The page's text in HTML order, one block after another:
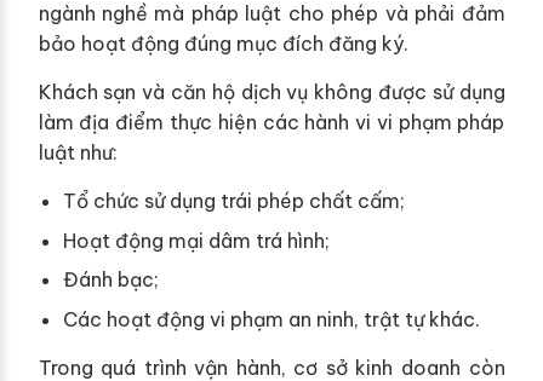
ngành nghề mà pháp luật cho phép và phải đảm
bảo hoạt động đúng mục đích đăng ký.
Khách sạn và căn hộ dịch vụ không được sử dụng
làm địa điểm thực hiện các hành vi vi phạm pháp
luật như:
Tổ chức sử dụng trái phép chất cấm;
Hoạt động mại dâm trá hình;
Đánh bạc;
Các hoạt động vi phạm an ninh, trật tự khác.
Trong quá trình vận hành, cơ sở kinh doanh còn